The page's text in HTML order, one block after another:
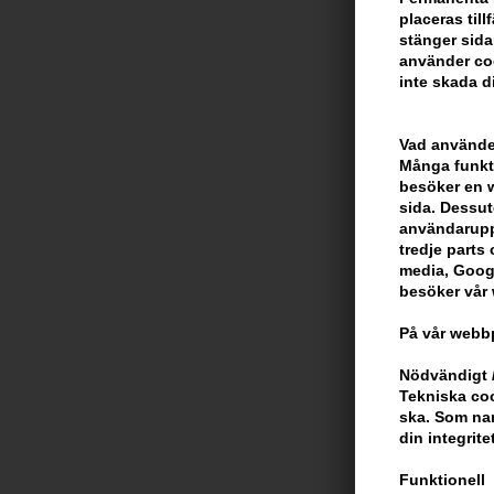
placeras
stänger
använder
inte skada
Vad
Många
besöker en
sida.
tredje parts
media,
besöker vår
På vår
Nödvändigt
Tekniska
ska. Som
din
Funktionell
579,00 SEK